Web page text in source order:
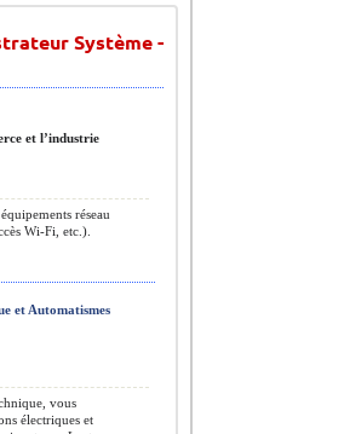
Système -
et l’industrie
réseau
Wi-Fi, etc.).
et Automatismes
vous
électriques et